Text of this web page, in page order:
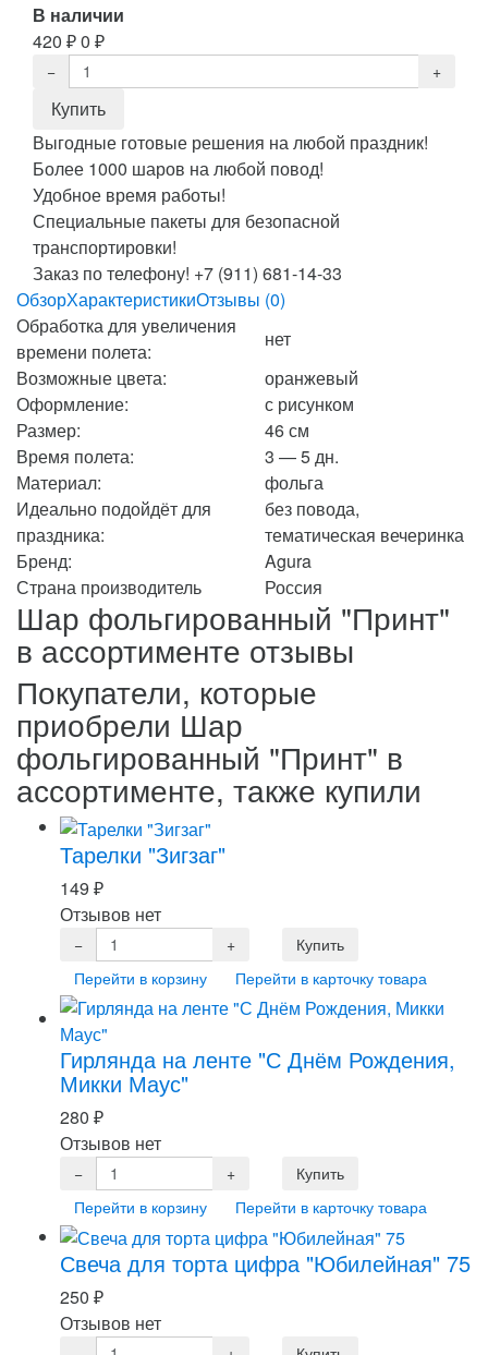
В наличии
420 ₽0 ₽
Выгодные готовые решения на любой праздник!
Более 1000 шаров на любой повод!
Удобное время работы!
Специальные пакеты для безопасной
транспортировки!
Заказ по телефону! +7 (911) 681-14-33
ОбзорХарактеристикиОтзывы (0)
Обработка для увеличения
времени полета:
нет
Возможные цвета:
оранжевый
Оформление:
с рисунком
Размер:
46 см
Время полета:
3 — 5 дн.
Материал:
фольга
Идеально подойдёт для
праздника:
без повода,
тематическая вечеринка
Бренд:
Agura
Страна производитель
Россия
Шар фольгированный "Принт"
в ассортименте отзывы
Покупатели, которые
приобрели Шар
фольгированный "Принт" в
ассортименте, также купили
Тарелки "Зигзаг"
149 ₽
Отзывов нет
Перейти в корзину Перейти в карточку товара
Гирлянда на ленте "С Днём Рождения,
Микки Маус"
280 ₽
Отзывов нет
Перейти в корзину Перейти в карточку товара
Свеча для торта цифра "Юбилейная" 75
250 ₽
Отзывов нет